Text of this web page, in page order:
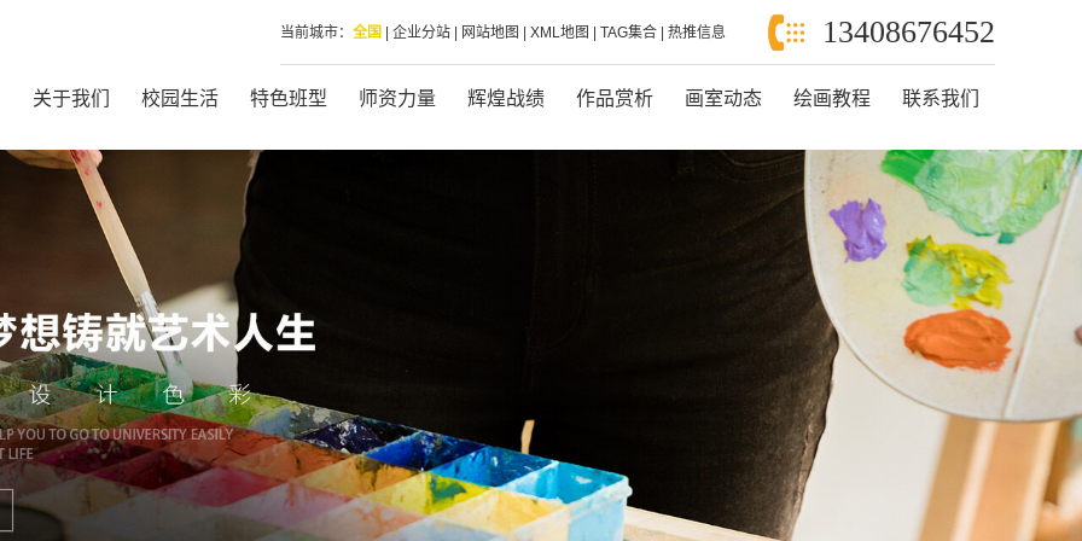
当前城市： 全国 企业分站 网站地图 XML地图 TAG集合 热推信息 13408676452
关于我们 校园生活 特色班型 师资力量 辉煌战绩 作品赏析 画室动态 绘画教程 联系我们